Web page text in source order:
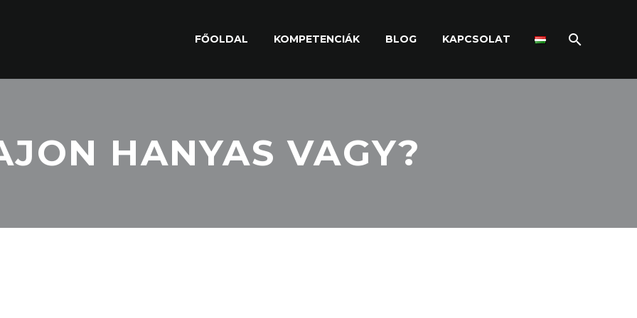
FŐOLDAL KOMPETENCIÁK BLOG KAPCSOLAT
HANYAS VAGY?